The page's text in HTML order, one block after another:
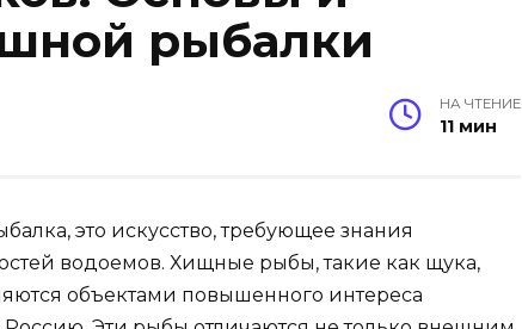
рыбалки
НА ЧТЕНИЕ
11 мин
это искусство, требующее знания
водоемов. Хищные рыбы, такие как щука,
объектами повышенного интереса